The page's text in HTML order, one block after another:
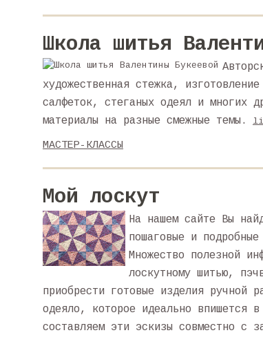
Школа шитья
художественная стежка,
салфеток, стеганых одеял и многих
материалы на разные смежные темы.
МАСТЕР-КЛАССЫ
Мой лоскут
На нашем сайте Вы
пошаговые и
Множество полезной
лоскутному шитью,
приобрести готовые изделия ручной
одеяло, которое идеально впишется
составляем эти эскизы совместно с